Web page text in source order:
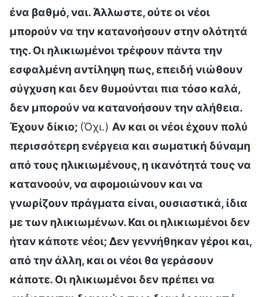
ένα βαθμό, ναι. Άλλωστε, ούτε οι νέοι
μπορούν να την κατανοήσουν στην ολότητά
της. Οι ηλικιωμένοι τρέφουν πάντα την
εσφαλμένη αντίληψη πως, επειδή νιώθουν
σύγχυση και δεν θυμούνται πια τόσο καλά,
δεν μπορούν να κατανοήσουν την αλήθεια.
Έχουν δίκιο; (Όχι.) Αν και οι νέοι έχουν πολύ
περισσότερη ενέργεια και σωματική δύναμη
από τους ηλικιωμένους, η ικανότητά τους να
κατανοούν, να αφομοιώνουν και να
γνωρίζουν πράγματα είναι, ουσιαστικά, ίδια
με των ηλικιωμένων. Και οι ηλικιωμένοι δεν
ήταν κάποτε νέοι; Δεν γεννήθηκαν γέροι και,
από την άλλη, και οι νέοι θα γεράσουν
κάποτε. Οι ηλικιωμένοι δεν πρέπει να